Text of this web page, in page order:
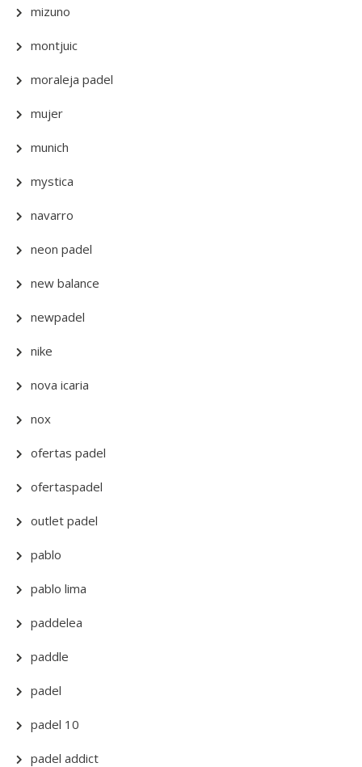
mizuno
montjuic
moraleja padel
mujer
munich
mystica
navarro
neon padel
new balance
newpadel
nike
nova icaria
nox
ofertas padel
ofertaspadel
outlet padel
pablo
pablo lima
paddelea
paddle
padel
padel 10
padel addict